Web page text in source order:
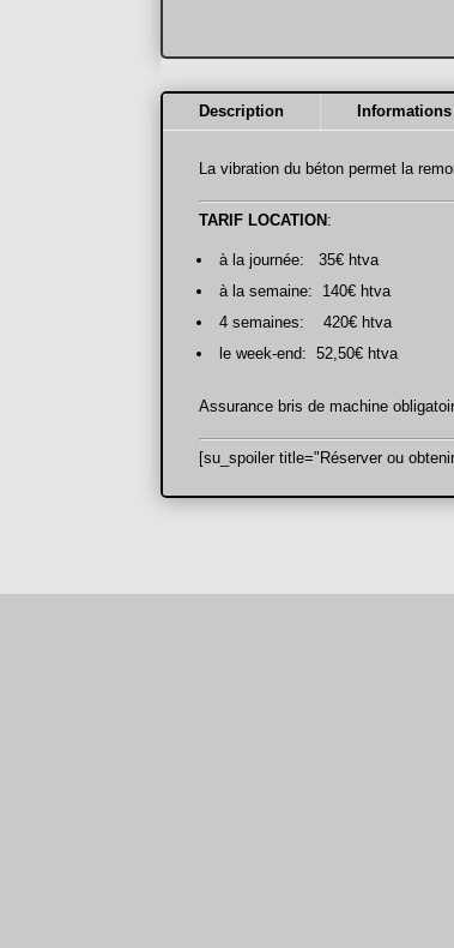
Description
La vibration du béton permet la
TARIF LOCATION:
à la journée: 35€ htva
à la semaine: 140€ htva
4 semaines: 420€ htva
le week-end: 52,50€ htva
Assurance bris de machine
[su_spoiler title="Réserver ou